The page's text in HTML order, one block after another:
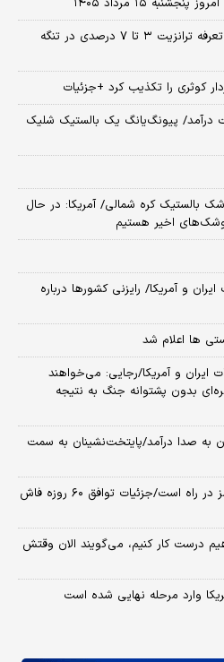
رویترز: ایران و عمان برای تعیین تعرفه ترانزیت ۳ تا ۷ درصدی در تنگه
کوثری را تکذیب کرد +جزئیات
پیونگ‌یانگ یک بالستیک شلیک
بالستیک کره شمالی/ آمریکا: در حال
موشک‌های اخیر هستیم
و آمریکا/ رایزنی کشورها درباره
ها اعلام شد
ایران و آمریکا/رجایی: می‌خواهند
بدون پشتوانه جنگ به نتیجه
به صدا درآمد/پایتخت‌نشینان به سمت
العربیه: توافق بازگشایی تنگه هرمز در راه است/جزئیات توافق ۶۰ روزه فاش
درست کار کنیم، می‌گویند الان وقتش
وارد مرحله نهایی شده است